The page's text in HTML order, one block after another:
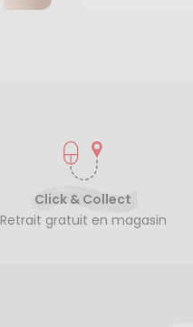
Click & Collect
Retrait gratuit en magasin